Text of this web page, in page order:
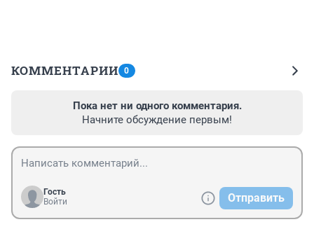
КОММЕНТАРИИ 0
Пока нет ни одного комментария.
Начните обсуждение первым!
Гость
Войти
Отправить